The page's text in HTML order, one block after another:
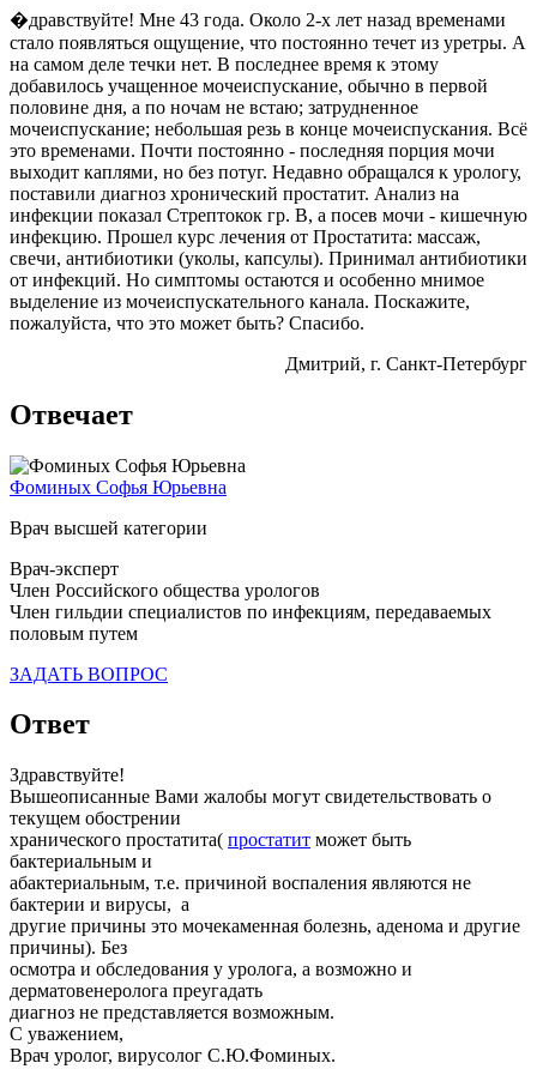
�дравствуйте! Мне 43 года. Около 2-х лет назад временами
стало появляться ощущение, что постоянно течет из уретры. А
на самом деле течки нет. В последнее время к этому
добавилось учащенное мочеиспускание, обычно в первой
половине дня, а по ночам не встаю; затрудненное
мочеиспускание; небольшая резь в конце мочеиспускания. Всё
это временами. Почти постоянно - последняя порция мочи
выходит каплями, но без потуг. Недавно обращался к урологу,
поставили диагноз хронический простатит. Анализ на
инфекции показал Стрептокок гр. B, а посев мочи - кишечную
инфекцию. Прошел курс лечения от Простатита: массаж,
свечи, антибиотики (уколы, капсулы). Принимал антибиотики
от инфекций. Но симптомы остаются и особенно мнимое
выделение из мочеиспускательного канала. Поскажите,
пожалуйста, что это может быть? Спасибо.
Дмитрий, г. Санкт-Петербург
Отвечает
Фоминых Софья Юрьевна
Врач высшей категории
Врач-эксперт
Член Российского общества урологов
Член гильдии специалистов по инфекциям, передаваемых
половым путем
ЗАДАТЬ ВОПРОС
Ответ
Здравствуйте!
Вышеописанные Вами жалобы могут свидетельствовать о
текущем обострении
хранического простатита( простатит может быть
бактериальным и
абактериальным, т.е. причиной воспаления являются не
бактерии и вирусы, а
другие причины это мочекаменная болезнь, аденома и другие
причины). Без
осмотра и обследования у уролога, а возможно и
дерматовенеролога преугадать
диагноз не представляется возможным.
С уважением,
Врач уролог, вирусолог С.Ю.Фоминых.